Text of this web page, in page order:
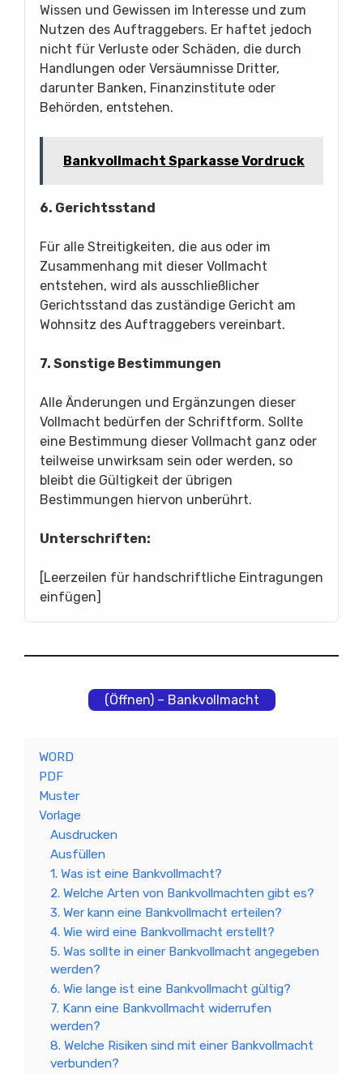
Wissen und Gewissen im Interesse und zum
Nutzen des Auftraggebers. Er haftet jedoch
nicht für Verluste oder Schäden, die durch
Handlungen oder Versäumnisse Dritter,
darunter Banken, Finanzinstitute oder
Behörden, entstehen.
Bankvollmacht Sparkasse Vordruck
6. Gerichtsstand
Für alle Streitigkeiten, die aus oder im
Zusammenhang mit dieser Vollmacht
entstehen, wird als ausschließlicher
Gerichtsstand das zuständige Gericht am
Wohnsitz des Auftraggebers vereinbart.
7. Sonstige Bestimmungen
Alle Änderungen und Ergänzungen dieser
Vollmacht bedürfen der Schriftform. Sollte
eine Bestimmung dieser Vollmacht ganz oder
teilweise unwirksam sein oder werden, so
bleibt die Gültigkeit der übrigen
Bestimmungen hiervon unberührt.
Unterschriften:
[Leerzeilen für handschriftliche Eintragungen
einfügen]
(Öffnen) – Bankvollmacht
WORD
PDF
Muster
Vorlage
Ausdrucken
Ausfüllen
1. Was ist eine Bankvollmacht?
2. Welche Arten von Bankvollmachten gibt es?
3. Wer kann eine Bankvollmacht erteilen?
4. Wie wird eine Bankvollmacht erstellt?
5. Was sollte in einer Bankvollmacht angegeben
werden?
6. Wie lange ist eine Bankvollmacht gültig?
7. Kann eine Bankvollmacht widerrufen
werden?
8. Welche Risiken sind mit einer Bankvollmacht
verbunden?